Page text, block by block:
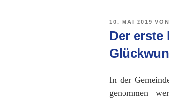
VERÖFFENTLICHT
10. MAI 2019 VON
Der erste
In der
genommen